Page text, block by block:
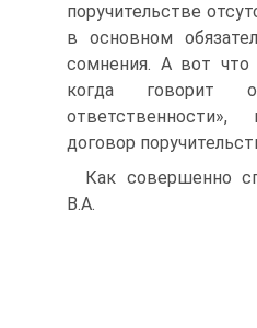
поручительстве
в основном
сомнения. А вот
когда говорит о
договор
Как совершенно
В.А.